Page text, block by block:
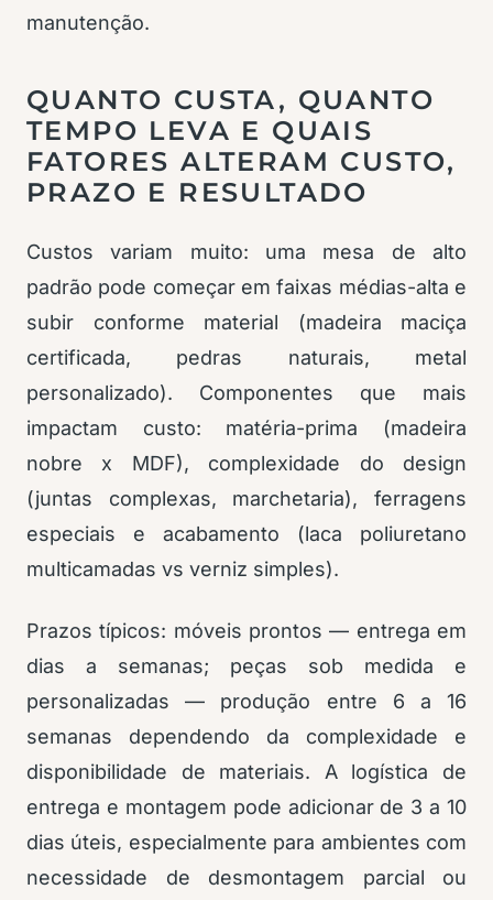
manutenção.
QUANTO CUSTA, QUANTO
TEMPO LEVA E QUAIS
FATORES ALTERAM CUSTO,
PRAZO E RESULTADO
Custos variam muito: uma mesa de alto
padrão pode começar em faixas médias-alta e
subir conforme material (madeira maciça
certificada, pedras naturais, metal
personalizado). Componentes que mais
impactam custo: matéria-prima (madeira
nobre x MDF), complexidade do design
(juntas complexas, marchetaria), ferragens
especiais e acabamento (laca poliuretano
multicamadas vs verniz simples).
Prazos típicos: móveis prontos — entrega em
dias a semanas; peças sob medida e
personalizadas — produção entre 6 a 16
semanas dependendo da complexidade e
disponibilidade de materiais. A logística de
entrega e montagem pode adicionar de 3 a 10
dias úteis, especialmente para ambientes com
necessidade de desmontagem parcial ou